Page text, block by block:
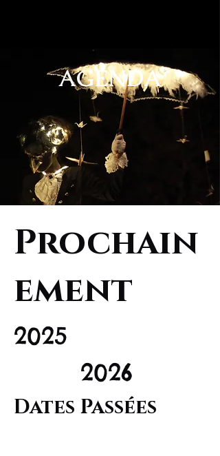
AGENDA
Prochain
ement
2025
2026
Dates Passées